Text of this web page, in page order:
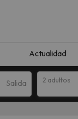
Actualidad
Salida 2 adultos